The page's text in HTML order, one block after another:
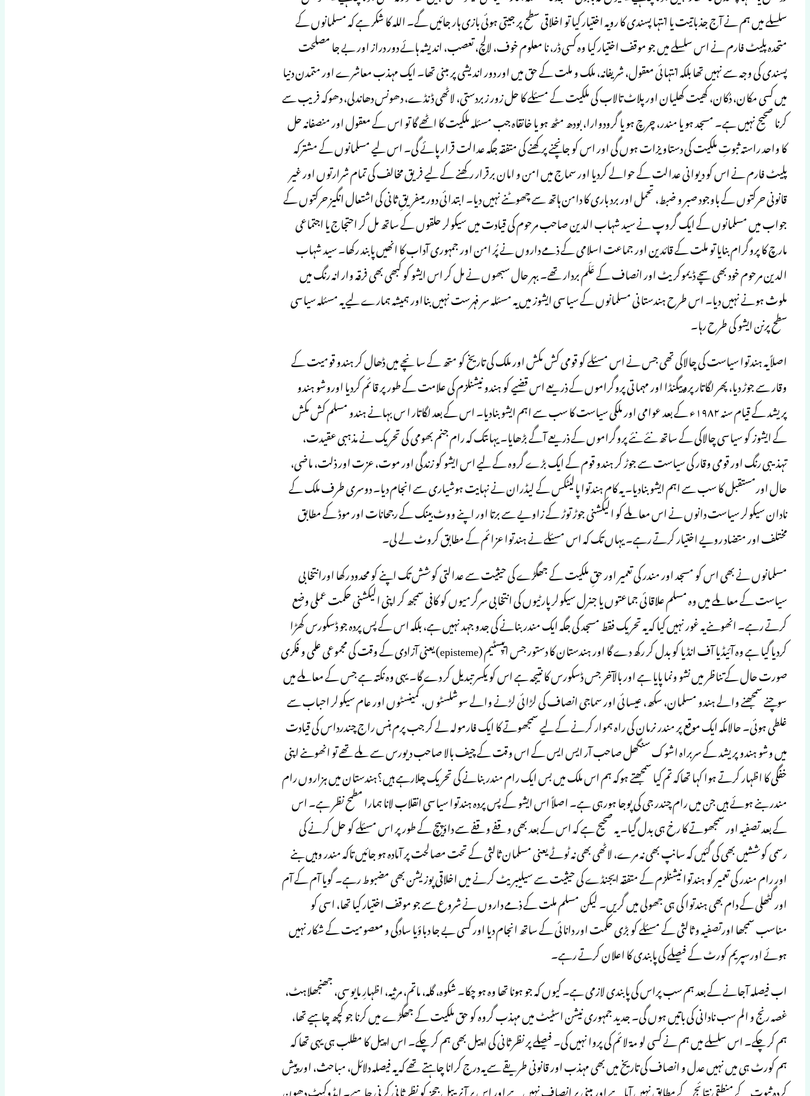
سلسلے میں ہم نے آج جذباتیت یا انتہا پسندی کا رویہ اختیار کیا تو اخلاقی سطح پر جیتی ہوئی بازی ہار جائیں گے۔ اللہ کا شکر ہے کہ مسلمانوں کے
متحدہ پلیٹ فارم نے اس سلسلے میں جو موقف اختیار کیا وہ کسی ڈر، نا معلوم خوف، لالچ، تعصب، اندیشہ ہائے دور دراز اور بے جا مصلحت
پسندی کی وجہ سے نہیں تھا بلکہ انتہائی معقول، شریفانہ، ملک و ملت کے حق میں اور دور اندیشی پر مبنی تھا۔ ایک مہذب معاشرے اور متمدن دنیا
میں کسی مکان، دُکان، کھیت کھلیان اور پلاٹ تالاب کی ملکیت کے مسئلے کا حل زور زبردستی، لاٹھی ڈنڈے، دھونس دھاندلی، دھوکہ فریب سے
کرنا صحیح نہیں ہے۔ مسجد ہو یا مندر، چرچ ہو یا گرودوارا، بودھ مٹھ ہو یا خانقاہ جب مسئلہ ملکیت کا اٹھے گا تو اس کے معقول اور منصفانہ حل
کا واحد راستہ ثبوتِ ملکیت کی دستاویزات ہوں گی اور اس کو جانچنے پرکھنے کی متفقہ جگہ عدالت قرار پائے گی۔ اس لیے مسلمانوں کے مشترکہ
پلیٹ فارم نے اس کو دیوانی عدالت کے حوالے کردیا اور سماج میں امن و امان برقرار رکھنے کے لیے فریق مخالف کی تمام شرارتوں اور غیر
قانونی حرکتوں کے باوجود صبر و ضبط، تحمل اور برد باری کا دامن ہاتھ سے چھوٹنے نہیں دیا۔ ابتدائی دور میںفریقِ ثانی کی اشتعال انگیز حرکتوں کے
جواب میں مسلمانوں کے ایک گروپ نے سید شہاب الدین صاحب مرحوم کی قیادت میں سیکولر حلقوں کے ساتھ مل کر احتجاج یا اجتماعی
مارچ کا پروگرام بنایا تو ملت کے قائدین اور جماعت اسلامی کے ذمے داروں نے پُر امن اور جمہوری آداب کا انھیں پابند رکھا۔ سید شہاب
الدین مرحوم خود بھی سچے ڈیموکریٹ اور انصاف کے عَلَم بردار تھے۔ بہر حال سبھوں نے مل کر اس ایشو کو کبھی بھی فرقہ وار انہ رنگ میں
ملوث ہونے نہیں دیا۔ اس طرح ہندستانی مسلمانوں کے سیاسی ایشوز میں یہ مسئلہ سر فہرست نہیں بنااور ہمیشہ ہمارے لیے یہ مسئلہ سیاسی
سطح پرنن ایشو کی طرح رہا۔
اصلاً یہ ہندتوا سیاست کی چالاکی تھی جس نے اس مسئلے کو قومی کش مکش اور ملک کی تاریخ کو متھ کے سانچے میں ڈھال کر ہندو قومیت کے
وقار سے جوڑ دیا، پھر لگاتار پروپیگنڈا اور مہماتی پروگراموں کے ذریعے اس قضیے کو ہندو نیشنلزم کی علامت کے طور پر قائم کردیا اوروشو ہندو
پریشد کے قیام سنہ ۱۹۸۲ء کے بعد عوامی اور ملکی سیاست کا سب سے اہم ایشو بنادیا۔ اس کے بعد لگاتار ا س بہانے ہندو مسلم کش مکش
کے ایشوز کو سیاسی چالاکی کے ساتھ نئے نئے پروگراموں کے ذریعے آگے بڑھایا۔ یہاںتک کہ رام جنم بھومی کی تحریک نے مذہبی عقیدت،
تہذیبی رنگ اور قومی وقار کی سیاست سے جوڑ کر ہندو قوم کے ایک بڑے گروہ کے لیے اس ایشو کو زندگی اور موت، عزت اور ذلت، ماضی،
حال اورمستقبل کا سب سے اہم ایشو بنادیا۔ یہ کام ہندتوا پالیٹکس کے لیڈران نے نہایت ہوشیاری سے انجام دیا۔ دوسری طرف ملک کے
نادان سیکولر سیاست دانوں نے اس معاملے کو الیکشنی جوڑ توڑ کے زاویے سے برتا اور اپنے ووٹ بینک کے رجحانات اور موڈ کے مطابق
مختلف اور متضاد رویے اختیار کرتے رہے۔ یہاں تک کہ اس مسئلے نے ہندتوا عزائم کے مطابق کروٹ لے لی۔
مسلمانوں نے بھی اس کو مسجد اور مندر کی تعمیر اور حقِ ملکیت کے جھگڑے کی حیثیت سے عدالتی کوشش تک اپنے کو محدود رکھا اورانتخابی
سیاست کے معاملے میں وہ مسلم علاقائی جماعتوں یا جنرل سیکولر پارٹیوں کی انتخابی سرگرمیوں کو کافی سمجھ کر اپنی الیکشنی حکمت عملی وضع
کرتے رہے۔ انھوںنے یہ غور نہیں کیا کہ یہ تحریک فقط مسجد کی جگہ ایک مندر بنانے کی جدو جہد نہیں ہے، بلکہ اس کے پس پردہ جو ڈسکورس کھڑا
کردیا گیا ہے وہ آئیڈیا آف انڈیا کو بدل کر رکھ دے گا اور ہندستان کا دستور جس ایپِسٹیم (episteme) یعنی آزادی کے وقت کی مجموعی علمی و فکری
صورت حال کے تناظر میں نشو ونما پایا ہے اور بالآخر جس ڈسکورس کا نتیجہ ہے اس کو یکسر تبدیل کر دے گا۔ یہی وہ نکتہ ہے جس کے معاملے میں
سوچنے سمجھنے والے ہندو مسلمان، سکھ، عیسائی اور سماجی انصاف کی لڑائی لڑنے والے سوشلسٹو ں، کمینسٹوں اور عام سیکولر احباب سے
غلطی ہوئی۔ حالاںکہ ایک موقع پر مندر نرمان کی راہ ہموار کرنے کے لیے سمجھوتے کا ایک فارمولہ لے کر جب پرم ہنس راج چندرداس کی قیادت
میں وشو ہندو پریشد کے سربراہ اشوک سنگھل صاحب آر ایس ایس کے اس وقت کے چیف بالا صاحب دیورس سے ملے تھے تو انھوںنے اپنی
خفگی کا اظہار کرتے ہوا کہا تھاکہ تم کیا سمجھتے ہوکہ ہم اس ملک میں بس ایک رام مندربنانے کی تحریک چلارہے ہیں؟ہندستان میں ہزاروں رام
مندر بنے ہوئے ہیں جن میں رام چندر جی کی پوجا ہورہی ہے۔ اصلاً اس ایشو کے پس پردہ ہندتوا سیاسی انقلاب لانا ہمارا مطمح نظر ہے۔ اس
کے بعد تصفیہ اور سمجھوتے کا رخ ہی بدل گیا۔ یہ صحیح ہے کہ اس کے بعد بھی وقفے وقفے سے داؤ پیچ کے طور پر اس مسئلے کو حل کرنے کی
رسمی کوششیں بھی کی گئیں کہ سانپ بھی نہ مرے، لاٹھی بھی نہ ٹوٹے یعنی مسلمان ثالثی کے تحت مصالحت پر آمادہ ہو جائیں تاکہ مندر وہیں بنے
اور رام مندر کی تعمیر کو ہندتوا نیشنلزم کے متفقہ ایجنڈے کی حیثیت سے سیلیبریٹ کرنے میں اخلاقی پوزیشن بھی مضبوط رہے۔ گویا آم کے آم
اور گٹھلی کے دام بھی ہندتوا کی ہی جھولی میں گریں۔ لیکن مسلم ملت کے ذمے داروں نے شروع سے جو موقف اختیار کیا تھا، اسی کو
مناسب سمجھا اورتصفیہ و ثالثی کے مسئلے کو بڑی حکمت اور دانائی کے ساتھ انجام دیا اور کسی بے جا دباؤیا سادگی و معصومیت کے شکار نہیں
ہوئے اورسپریم کورٹ کے فیصلے کی پابندی کا اعلان کرتے رہے۔
اب فیصلہ آجانے کے بعد ہم سب پراس کی پابندی لازمی ہے۔ کیوں کہ جو ہونا تھا وہ ہو چکا۔ شکوہ، گلہ، ماتم، مرثیہ، اظہارِ مایوسی، جھنجھلاہٹ،
غصہ رنج و الم سب نادانی کی باتیں ہوں گی۔ جدید جمہوری نیشن اسٹیٹ میں مہذب گروہ کو حق ملکیت کے جھگڑے میں کرنا جو کچھ چاہیے تھا،
ہم کر چکے۔ اس سلسلے میں ہم نے کسی لو مۃ لائم کی پروا نہیں کی۔ فیصلے پر نظر ثانی کی اپیل بھی ہم کر چکے۔ اس اپیل کا مطلب ہی یہی تھا کہ
ہم کورٹ ہی میں نہیں عدل و انصاف کی تاریخ میں بھی مہذب اور قانونی طریقے سے یہ درج کرانا چاہتے تھے کہ یہ فیصلہ دلائل، مباحث، اور پیش
کردہ ثبوت کے منطقی نتائج کے مطابق نہیں آیا ہے اور مبنی بر انصاف نہیں ہے اور اس پر آنریبل ججز کو نظر ثانی کرنی چاہیے۔ ایڈوکیٹ دھون